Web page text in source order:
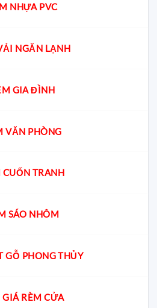
NHỰA PVC
NGĂN LẠNH
GIA ĐÌNH
VĂN PHÒNG
CUỐN TRANH
SÁO NHÔM
GỖ PHONG THỦY
GIÁ RÈM CỬA